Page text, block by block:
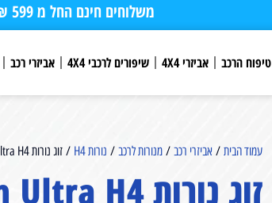
משלוחים חינם החל מ 599 ₪
טיפוח הרכב אביזרי 4X4 שיפורים לרכבי 4X4 אביזרי רכב
עמוד הבית/ אביזרי רכב/ מנורות לרכב/ נורות H4 / זוג נורות PHILIPS WhiteVision Ultra H4
זוג נורות PHILIPS WhiteVision Ultra H4